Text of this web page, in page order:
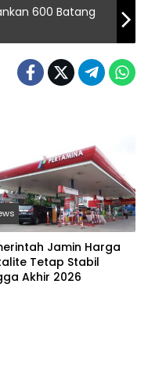
600 Batang
Jamin Harga
Tetap Stabil
Akhir 2026